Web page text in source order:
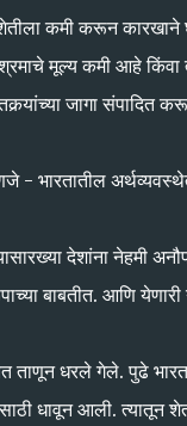
कमी करून कारखाने
मूल्य कमी आहे किंवा
जागा संपादित
भारतातील अर्थव्यवस्थेत
देशांना नेहमी
बाबतीत. आणि
ताणून धरले गेले. पुढे
धावून आली. त्यातून